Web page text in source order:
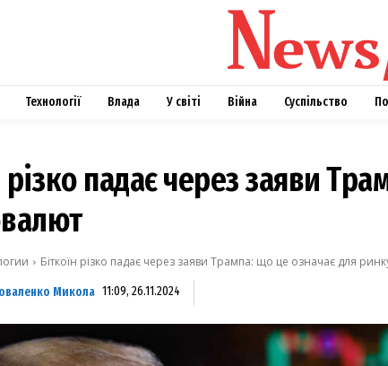
Технології Влада У світі Війна Суспільство
різко падає через заяви
Біткоїн різко падає через заяви Трампа: що це означає для
Микола 11:09, 26.11.2024